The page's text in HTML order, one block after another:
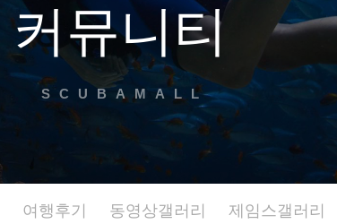
커뮤니티
SCUBAMALL
여행후기 동영상갤러리 제임스갤러리